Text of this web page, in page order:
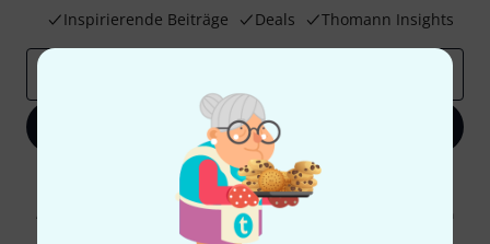
Inspirierende Beiträge
Deals Thomann Insights
Jetzt anmelden
Mit Klick auf „Jetzt anmelden“ stimmen Sie dem Erhalt von E-Mail-
Werbung und einer Messung des E-Mail-Nutzungsverhaltens zu. Die
Abmeldung ist jederzeit möglich. Weitere Informationen finden Sie in
unseren
Datenschutzhinweisen